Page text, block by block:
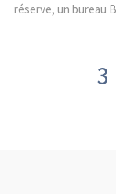
réserve, un bureau